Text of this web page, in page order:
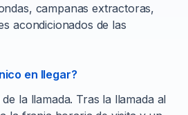
campanas extractoras,
acondicionados de las
en llegar?
la llamada. Tras la llamada al